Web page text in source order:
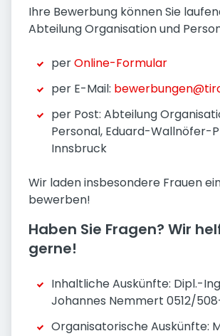
Ihre Bewerbung können Sie
Abteilung Organisation und
perOnline-Formular
per E-Mail:
per Post: Abteilung
Personal, Eduard-Wallnöfer-
Innsbruck
Wir laden insbesondere Frauen
bewerben!
Haben Sie Fragen? Wir
gerne!
Inhaltliche Auskünfte: Dipl.-
Johannes Nemmert 0512/
Organisatorische Auskünfte: